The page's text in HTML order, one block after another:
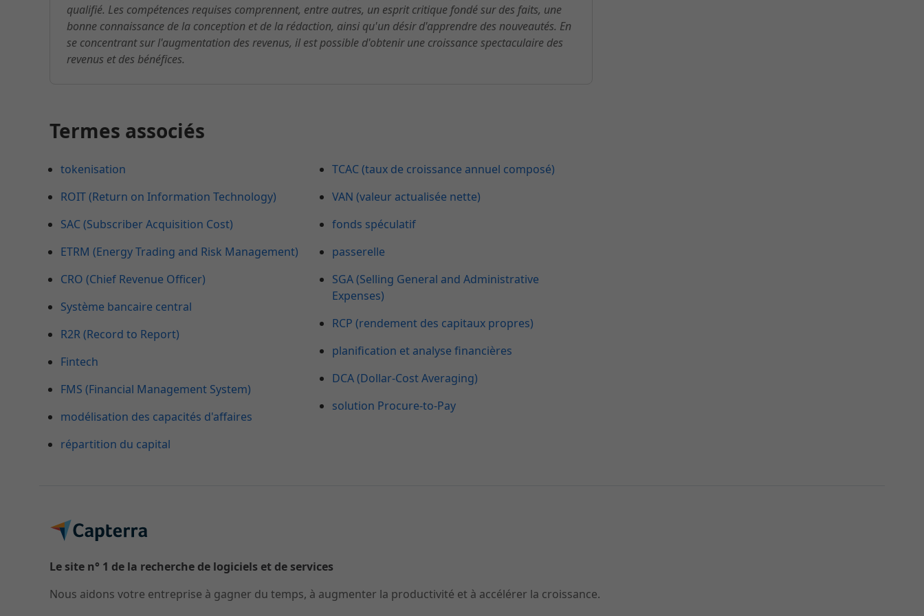
qualifié. Les compétences requises comprennent, entre autres, un esprit critique fondé sur des faits, une
bonne connaissance de la conception et de la rédaction, ainsi qu'un désir d'apprendre des nouveautés. En
se concentrant sur l'augmentation des revenus, il est possible d'obtenir une croissance spectaculaire des
revenus et des bénéfices.
Termes associés
tokenisation
ROIT (Return on Information Technology)
SAC (Subscriber Acquisition Cost)
ETRM (Energy Trading and Risk Management)
CRO (Chief Revenue Officer)
Système bancaire central
R2R (Record to Report)
Fintech
FMS (Financial Management System)
modélisation des capacités d'affaires
répartition du capital
TCAC (taux de croissance annuel composé)
VAN (valeur actualisée nette)
fonds spéculatif
passerelle
SGA (Selling General and Administrative
Expenses)
RCP (rendement des capitaux propres)
planification et analyse financières
DCA (Dollar-Cost Averaging)
solution Procure-to-Pay
Le site n° 1 de la recherche de logiciels et de services
Nous aidons votre entreprise à gagner du temps, à augmenter la productivité et à accélérer la croissance.